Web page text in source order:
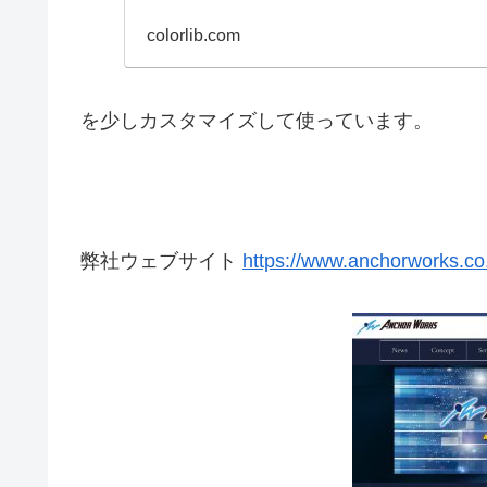
colorlib.com
を少しカスタマイズして使っています。
弊社ウェブサイト https://